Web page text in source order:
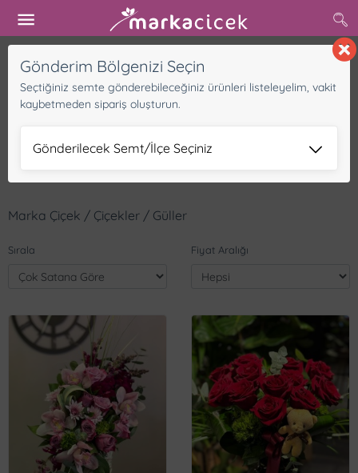
Buradan başlayın
Gönderim Bölgenizi Seçin
Seçtiğiniz semte gönderebileceğiniz ürünleri listeleyelim, vakit
kaybetmeden sipariş oluşturun.
Gönderilecek Semt/İlçe Seçiniz
Marka Çiçek / Çiçekler / Güller
Sırala Fiyat Aralığı